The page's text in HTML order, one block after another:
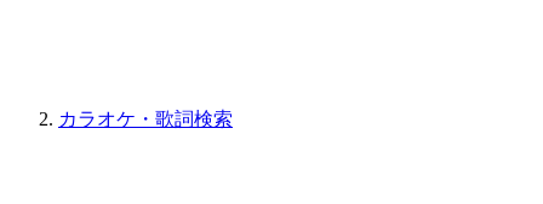
カラオケ・歌詞検索